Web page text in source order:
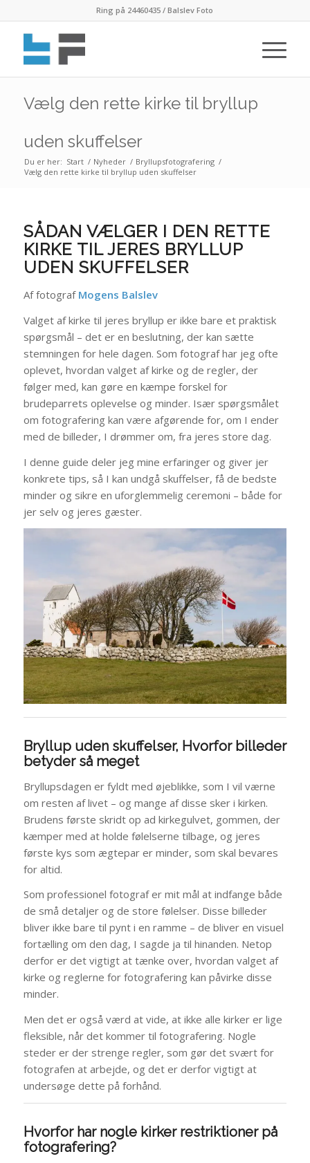
Ring på 24460435 / Balslev Foto
Vælg den rette kirke til bryllup
uden skuffelser
Du er her: Start / Nyheder / Bryllupsfotografering /
Vælg den rette kirke til bryllup uden skuffelser
SÅDAN VÆLGER I DEN RETTE
KIRKE TIL JERES BRYLLUP
UDEN SKUFFELSER
Af fotograf Mogens Balslev
Valget af kirke til jeres bryllup er ikke bare et praktisk
spørgsmål – det er en beslutning, der kan sætte
stemningen for hele dagen. Som fotograf har jeg ofte
oplevet, hvordan valget af kirke og de regler, der
følger med, kan gøre en kæmpe forskel for
brudeparrets oplevelse og minder. Især spørgsmålet
om fotografering kan være afgørende for, om I ender
med de billeder, I drømmer om, fra jeres store dag.
I denne guide deler jeg mine erfaringer og giver jer
konkrete tips, så I kan undgå skuffelser, få de bedste
minder og sikre en uforglemmelig ceremoni – både for
jer selv og jeres gæster.
Bryllup uden skuffelser, Hvorfor billeder
betyder så meget
Bryllupsdagen er fyldt med øjeblikke, som I vil værne
om resten af livet – og mange af disse sker i kirken.
Brudens første skridt op ad kirkegulvet, gommen, der
kæmper med at holde følelserne tilbage, og jeres
første kys som ægtepar er minder, som skal bevares
for altid.
Som professionel fotograf er mit mål at indfange både
de små detaljer og de store følelser. Disse billeder
bliver ikke bare til pynt i en ramme – de bliver en visuel
fortælling om den dag, I sagde ja til hinanden. Netop
derfor er det vigtigt at tænke over, hvordan valget af
kirke og reglerne for fotografering kan påvirke disse
minder.
Men det er også værd at vide, at ikke alle kirker er lige
fleksible, når det kommer til fotografering. Nogle
steder er der strenge regler, som gør det svært for
fotografen at arbejde, og det er derfor vigtigt at
undersøge dette på forhånd.
Hvorfor har nogle kirker restriktioner på
fotografering?